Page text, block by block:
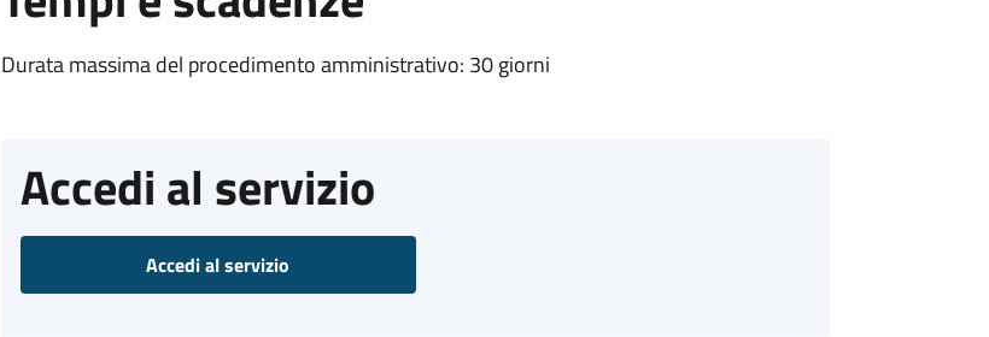
Durata massima del procedimento amministrativo: 30 giorni
Accedi al servizio
Accedi al servizio